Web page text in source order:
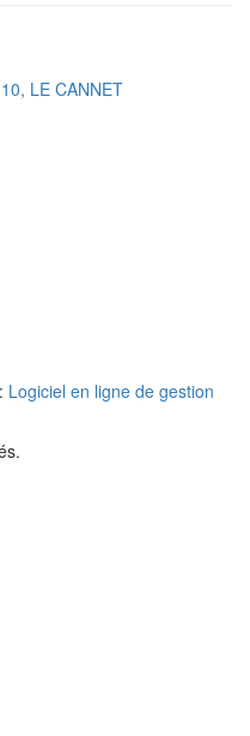
LE CANNET
Logiciel en ligne de gestion